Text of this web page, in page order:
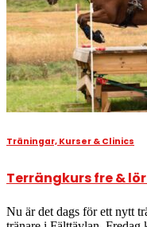
Träningar, Kurser & Clinics
Terrängkurs fre &
Nu är det dags för ett nytt